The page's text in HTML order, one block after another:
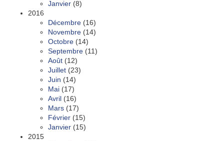
Janvier (8)
2016
Décembre (16)
Novembre (14)
Octobre (14)
Septembre (11)
Août (12)
Juillet (23)
Juin (14)
Mai (17)
Avril (16)
Mars (17)
Février (15)
Janvier (15)
2015